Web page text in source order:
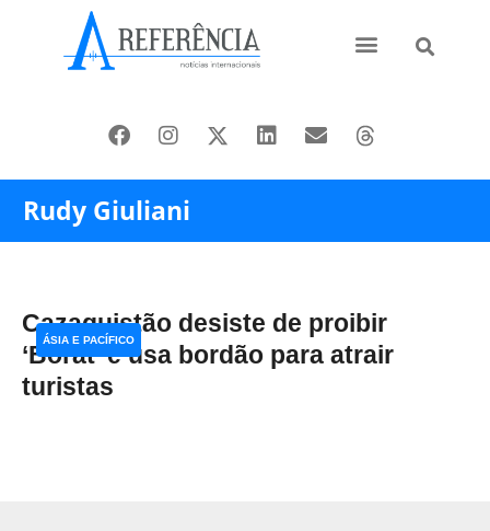
Rudy Giuliani
Cazaquistão desiste de proibir
‘Borat’ e usa bordão para atrair
turistas
ÁSIA E PACÍFICO